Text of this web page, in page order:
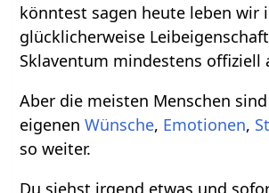
könntest sagen heute leben wir
glücklicherweise
Sklaventum mindestens offiziell
Aber die meisten Menschen
eigenenWünsche, Emotionen,
so weiter.
Du siehst irgend etwas und